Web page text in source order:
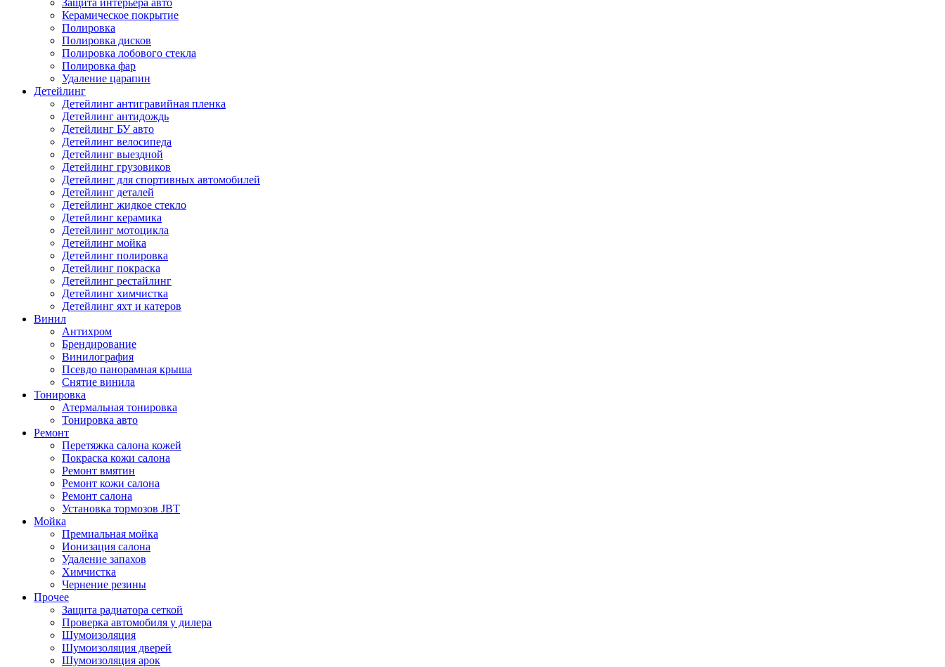
Защита интерьера авто
Керамическое покрытие
Полировка
Полировка дисков
Полировка лобового стекла
Полировка фар
Удаление царапин
Детейлинг
Детейлинг антигравийная пленка
Детейлинг антидождь
Детейлинг БУ авто
Детейлинг велосипеда
Детейлинг выездной
Детейлинг грузовиков
Детейлинг для спортивных автомобилей
Детейлинг деталей
Детейлинг жидкое стекло
Детейлинг керамика
Детейлинг мотоцикла
Детейлинг мойка
Детейлинг полировка
Детейлинг покраска
Детейлинг рестайлинг
Детейлинг химчистка
Детейлинг яхт и катеров
Винил
Антихром
Брендирование
Винилография
Псевдо панорамная крыша
Снятие винила
Тонировка
Атермальная тонировка
Тонировка авто
Ремонт
Перетяжка салона кожей
Покраска кожи салона
Ремонт вмятин
Ремонт кожи салона
Ремонт салона
Установка тормозов JBT
Мойка
Премиальная мойка
Ионизация салона
Удаление запахов
Химчистка
Чернение резины
Прочее
Защита радиатора сеткой
Проверка автомобиля у дилера
Шумоизоляция
Шумоизоляция дверей
Шумоизоляция арок